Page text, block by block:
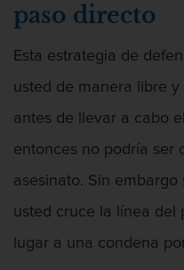
paso directo
Esta estrategia de
usted de manera libre
antes de llevar a cabo
entonces no podría ser
asesinato. Sin
usted cruce la línea del
lugar a una condena
Asalto
Asalto Contra